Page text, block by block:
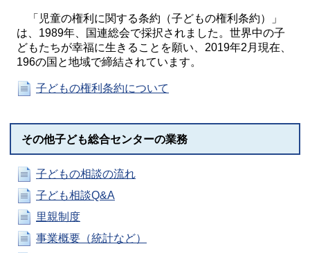
「児童の権利に関する条約（子どもの権利条約）」
は、1989年、国連総会で採択されました。世界中の子
どもたちが幸福に生きることを願い、2019年2月現在、
196の国と地域で締結されています。
子どもの権利条約について
その他子ども総合センターの業務
子どもの相談の流れ
子ども相談Q&A
里親制度
事業概要（統計など）